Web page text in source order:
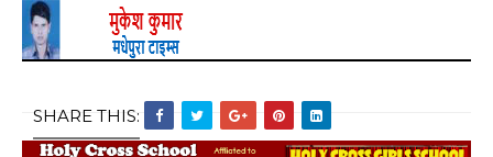
SHARE THIS: